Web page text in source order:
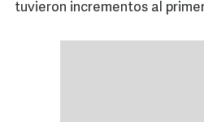
tuvieron incrementos al